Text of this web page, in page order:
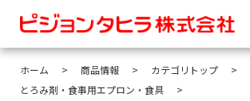
ホーム 商品情報
カテゴリトップ
とろみ剤・食事用エプロン・食具